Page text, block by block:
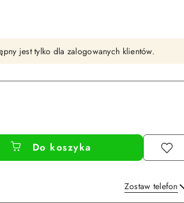
jest tylko dla zalogowanych klientów.
Do koszyka
Zostaw telefon